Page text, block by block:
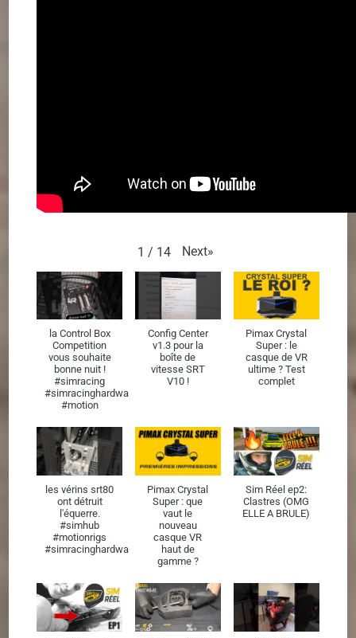
1 / 14 Next»
la Control Box
Competition
vous souhaite
bonne nuit !
#simracing
#simracinghardware
#motion
Config Center
v1.3 pour la
boîte de
vitesse SRT
V10 !
Pimax Crystal
Super : le
casque de VR
ultime ? Test
complet
les vérins srt80
ont détruit
l'équerre.
#simhub
#motionrigs
#simracinghardware
Pimax Crystal
Super : que
vaut le
nouveau
casque VR
haut de
gamme ?
Sim Réel ep2:
Clastres (OMG
ELLE A BRULE)